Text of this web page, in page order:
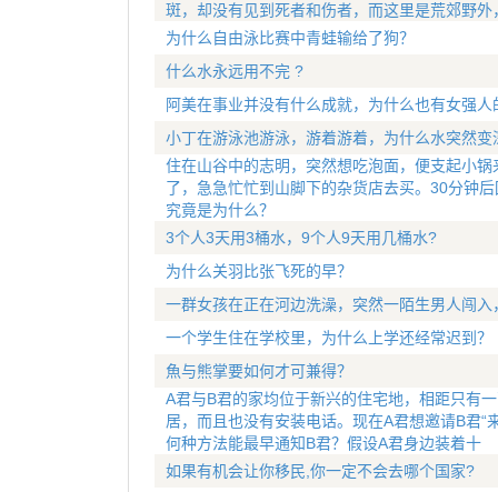
斑，却没有见到死者和伤者，而这里是荒郊野
为什么自由泳比赛中青蛙输给了狗？
什么水永远用不完 ?
阿美在事业并没有什么成就，为什么也有女强人
小丁在游泳池游泳，游着游着，为什么水突然变
住在山谷中的志明，突然想吃泡面，便支起小
了，急急忙忙到山脚下的杂货店去买。30分钟
究竟是为什么？
3个人3天用3桶水，9个人9天用几桶水?
为什么关羽比张飞死的早？
一群女孩在正在河边洗澡，突然一陌生男人闯
一个学生住在学校里，为什么上学还经常迟到？
魚与熊掌要如何才可兼得？
A君与B君的家均位于新兴的住宅地，相距只有
居，而且也没有安装电话。现在A君想邀请B君“
何种方法能最早通知B君？假设A君身边装着十
如果有机会让你移民,你一定不会去哪个国家?